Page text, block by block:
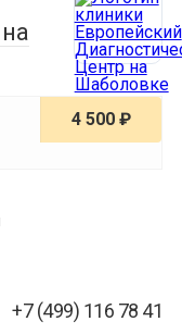
4 500 ₽
+7 (499) 116 78 41